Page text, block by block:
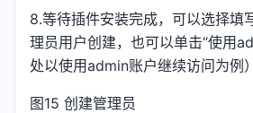
8.等待插件安装完成，可以选择填
理员用户创建，也可以单击“使用
处以使用admin账户继续访问为例）
图15 创建管理员